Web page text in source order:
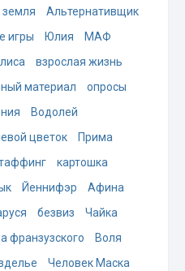
земля
Альтернативщик
игры Юлия
МАФ
взрослая жизнь
материал
опросы
Водолей
цветок
Прима
картошка
Йеннифэр
Афина
безвиз
Чайка
франзузского
Воля
Человек Маска